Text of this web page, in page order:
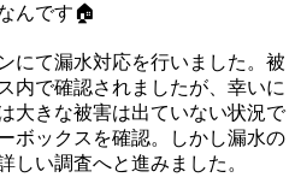
んです🏠
にて漏水対応を行いました。被
内で確認されましたが、幸いに
大きな被害は出ていない状況で
ボックスを確認。しかし漏水の
しい調査へと進みました。